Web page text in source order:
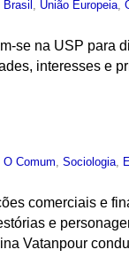
Brasil , União Europeia,
se na USP para
interesses e
O Comum,Sociologia,
comerciais e
e
Vatanpour